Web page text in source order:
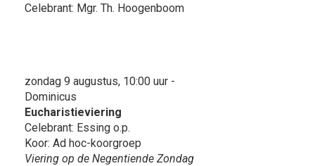
Celebrant: Mgr. Th. Hoogenboom
zondag 9 augustus, 10:00 uur -
Dominicus
Eucharistieviering
Celebrant: Essing o.p.
Koor: Ad hoc-koorgroep
Viering op de Negentiende Zondag